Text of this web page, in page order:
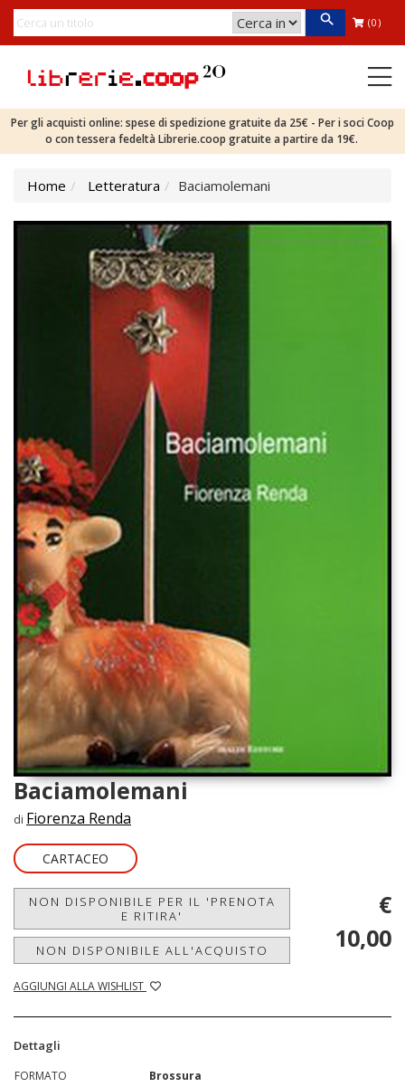
(0)
Per gli acquisti online: spese di spedizione gratuite da 25€ - Per i soci Coop
o con tessera fedeltà Librerie.coop gratuite a partire da 19€.
Home Letteratura Baciamolemani
Baciamolemani
di Fiorenza Renda
CARTACEO
NON DISPONIBILE PER IL 'PRENOTA
E RITIRA'
NON DISPONIBILE ALL'ACQUISTO
AGGIUNGI ALLA WISHLIST
€
10,00
Dettagli
FORMATO
Brossura